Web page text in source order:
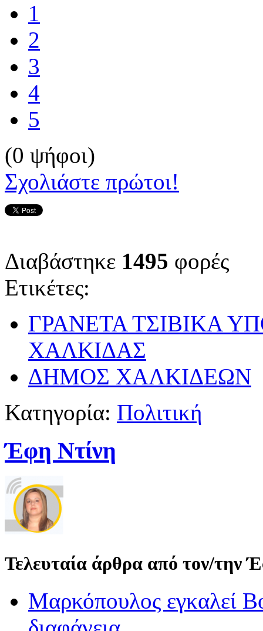
1
2
3
4
5
(0 ψήφοι)
Σχολιάστε πρώτοι!
Διαβάστηκε 1495 φορές
Ετικέτες:
ΓΡΑΝΕΤΑ ΤΣΙΒΙΚΑ
ΧΑΛΚΙΔΑΣ
ΔΗΜΟΣ ΧΑΛΚΙΔΕΩΝ
Κατηγορία: Πολιτική
Έφη Ντίνη
Τελευταία άρθρα από τον/την
Μαρκόπουλος εγκαλεί